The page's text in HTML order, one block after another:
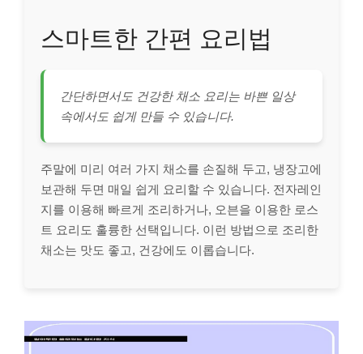
스마트한 간편 요리법
간단하면서도 건강한 채소 요리는 바쁜 일상
속에서도 쉽게 만들 수 있습니다.
주말에 미리 여러 가지 채소를 손질해 두고, 냉장고에
보관해 두면 매일 쉽게 요리할 수 있습니다. 전자레인
지를 이용해 빠르게 조리하거나, 오븐을 이용한 로스
트 요리도 훌륭한 선택입니다. 이런 방법으로 조리한
채소는 맛도 좋고, 건강에도 이롭습니다.